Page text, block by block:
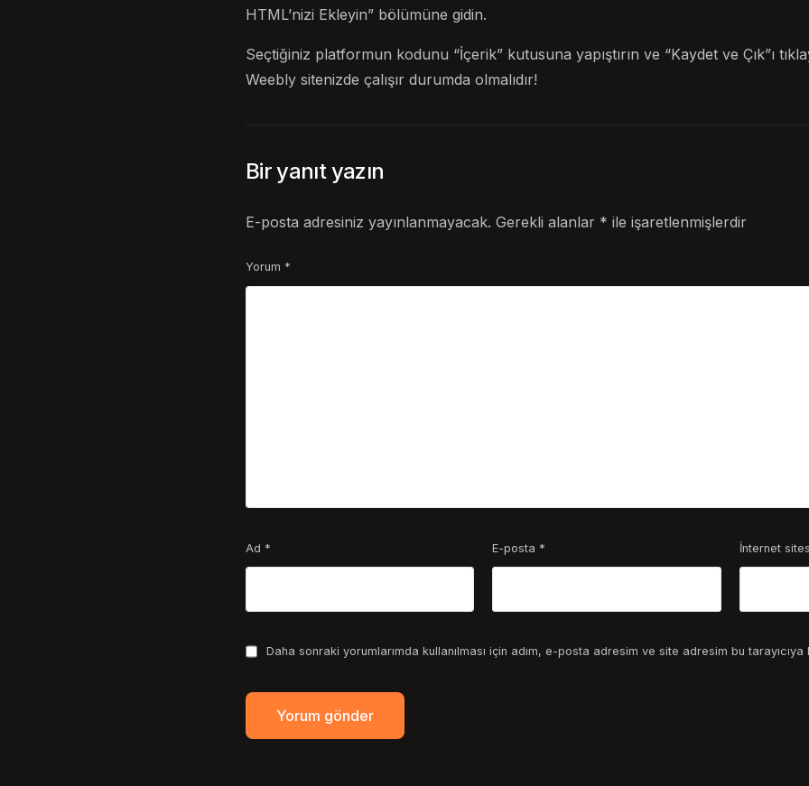
HTML’nizi Ekleyin” bölümüne gidin.
Seçtiğiniz platformun kodunu “İçerik” kutusuna yapıştırın ve “Kaydet ve Çık”ı
Weebly sitenizde çalışır durumda olmalıdır!
Bir yanıt yazın
E-posta adresiniz yayınlanmayacak. Gerekli alanlar * ile işaretlenmişlerdir
Yorum *
Ad * E-posta * İnternet
Daha sonraki yorumlarımda kullanılması için adım, e-posta adresim ve site adresim bu